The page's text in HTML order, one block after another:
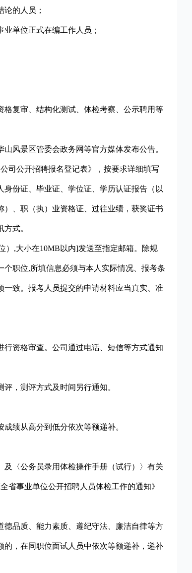
的人员；
单位正式在编工作人员；
复审、结构化测试、体检考察、公示聘用等
风景区管委会政务网等官方媒体发布公告。
司公开招聘报名登记表》，按要求详细填写
份证、毕业证、学位证、学历认证报告（以
、职（执）业资格证、过往业绩，获奖证书
式。
）,大小在10MB以内]发送至指定邮箱。除规
职位,所填信息必须与本人实际情况、报考条
致。报考人员提交的申请材料应当真实、准
行资格审查。公司通过电话、短信等方式通知
，测评方式及时间另行通知。
绩从高分到低分依次等额递补。
〈公务员录用体检操作手册（试行）〉有关
省事业单位公开招聘人员体检工作的通知》
品质、能力素质、遵纪守法、廉洁自律等方
，在同职位面试人员中依次等额递补，递补